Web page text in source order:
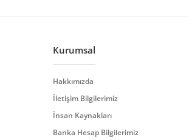
Kurumsal
Hakkımızda
İletişim Bilgilerimiz
İnsan Kaynakları
Banka Hesap Bilgilerimiz